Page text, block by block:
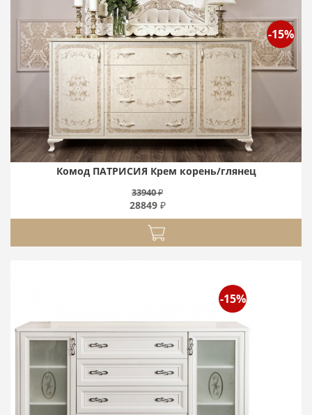
-15%
Комод ПАТРИСИЯ Крем корень/глянец
33940 ₽
28849 ₽
-15%